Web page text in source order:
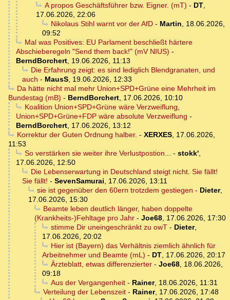
A propos Geschäftsführer bzw. Eigner. (mT) - DT,
17.06.2026, 22:06
Nikolaus Stihl warnt vor der AfD- Martin, 18.06.2026,
09:52
Mal was Positives: EU Parlament beschließt härtere
Abschieberegeln "Send them back!" (mV NIUS) -
BerndBorchert, 19.06.2026, 11:13
Die Erfahrung zeigt: es sind lediglich Blendgranaten, und
auch - MausS, 19.06.2026, 12:33
Da hätte nicht mal mehr Union+SPD+Grüne eine Mehrheit im
Bundestag (mB) - BerndBorchert, 17.06.2026, 10:10
Koalition Union+SPD+Grüne wäre Verzweiflung,
Union+SPD+Grüne+FDP wäre absolute Verzweiflung -
BerndBorchert, 17.06.2026, 13:12
Korrektur der Guten Ordnung halber. - XERXES, 17.06.2026,
11:53
So verstärken sie weiter ihre Verlustpostion... - stokk',
17.06.2026, 12:50
Die Lebenserwartung in Deutschland steigt nicht. Sie fällt!
Sie fällt! - SevenSamurai, 17.06.2026, 13:11
sie ist gegenüber den 60ern trotzdem gestiegen - Dieter,
17.06.2026, 15:30
Beamte leben deutlich länger, haben doppelte
(Krankheits-)Fehltage pro Jahr - Joe68, 17.06.2026, 17:30
stimme Dir uneingeschränkt zu owT- Dieter,
17.06.2026, 20:02
Hier ist (Bayern) das Verhältnis ziemlich ähnlich für
Arbeitnehmer und Beamte (mL) - DT, 17.06.2026, 20:17
Ärzteblatt, etwas differenzierter- Joe68, 18.06.2026,
09:18
Aus der Vergangenheit- Rainer, 18.06.2026, 11:31
Verteilung der Lebenszeit- Rainer, 17.06.2026, 17:48